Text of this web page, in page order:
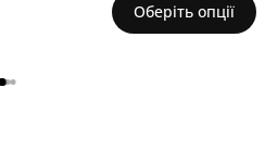
Оберіть опції